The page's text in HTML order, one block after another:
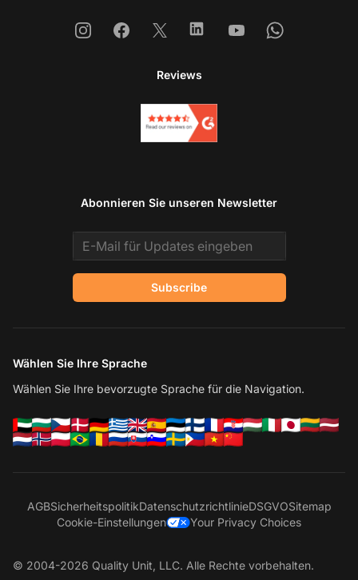
InstagramFacebook
X LinkedinYoutubeWhatsapp
Reviews
Abonnieren Sie unseren Newsletter
Email address
Subscribe
Wählen Sie Ihre Sprache
Wählen Sie Ihre bevorzugte Sprache für die Navigation.
AGBSicherheitspolitikDatenschutzrichtlinieDSGVOSitemap
Cookie-Einstellungen
Your Privacy Choices
© 2004-2026 Quality Unit, LLC. Alle Rechte vorbehalten.